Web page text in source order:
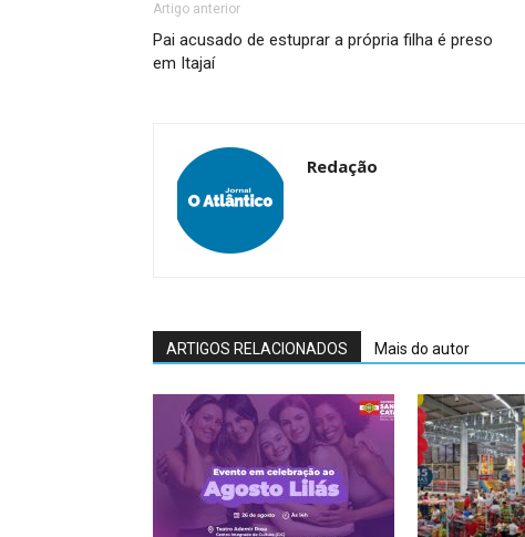
Artigo anterior
Pai acusado de estuprar a própria filha é preso
em Itajaí
Redação
ARTIGOS RELACIONADOS Mais do autor